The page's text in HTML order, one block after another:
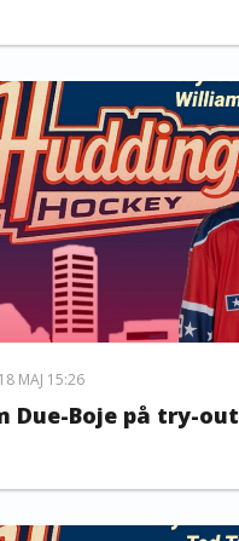
MAJ 15:26
Due-Boje på try-out